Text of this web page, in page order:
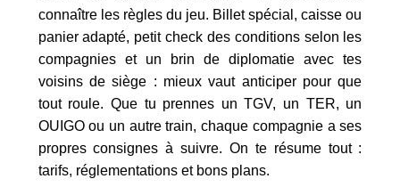
connaître les règles du jeu. Billet spécial, caisse ou
panier adapté, petit check des conditions selon les
compagnies et un brin de diplomatie avec tes
voisins de siège : mieux vaut anticiper pour que
tout roule. Que tu prennes un TGV, un TER, un
OUIGO ou un autre train, chaque compagnie a ses
propres consignes à suivre. On te résume tout :
tarifs, réglementations et bons plans.